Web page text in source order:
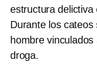
estructura delictiva
Durante los
hombre
droga.